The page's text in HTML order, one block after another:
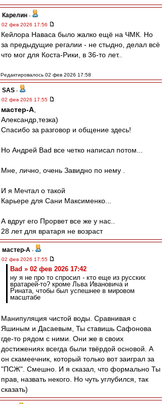
Карелин -
02 фев 2026 17:56
Кейлора Наваса было жалко ещё на ЧМК. Но
за предыдущие регалии - не стыдно, делал всё
что мог для Коста-Рики, в 36-то лет..
Редактировалось 02 фев 2026 17:58
SAS -
02 фев 2026 17:55
мастер-А
Александр,тезка)
Спасибо за разговор и общение здесь!
Но Андрей Bad все четко написал потом...
Мне, лично, очень Завидно по нему .
И я Мечтал о такой
Карьере для Сани Максименко...
А вдруг его Прорвет все же у нас..
28 лет для вратаря не возраст
мастер-А -
02 фев 2026 17:55
Bad » 02 фев 2026 17:42
ну я не про то спросил - кто еще из русских
вратарей-то? кроме Льва Ивановича и
Рината, чтобы был успешнее в мировом
масштабе
Манипуляция чистой воды. Сравнивая с
Яшиным и Дасаевым, Ты ставишь Сафонова
где-то рядом с ними. Они же в своих
достижениях всегда были твёрдой основой. А
он скамеечник, который только вот заиграл за
"ПСЖ". Смешно. И я сказал, что формально Ты
прав, назвать некого. Но чуть углубился, так
сказать)